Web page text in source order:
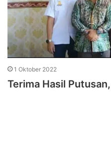
1 Oktober 2022
Terima Hasil